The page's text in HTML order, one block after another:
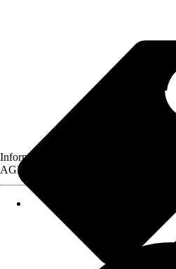
Informationen des Verkäufers, wie z.
AGB, finden Sie bei Klick auf den